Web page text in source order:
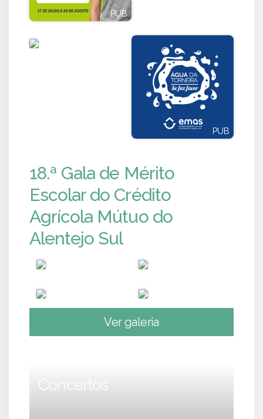
PUB
PUB
18.ª Gala de Mérito
Escolar do Crédito
Agrícola Mútuo do
Alentejo Sul
Ver galeria
Concertos